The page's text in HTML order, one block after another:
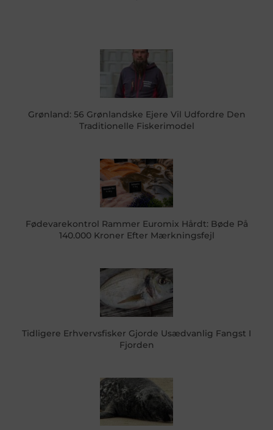
Grønland: 56 Grønlandske Ejere Vil Udfordre Den
Traditionelle Fiskerimodel
Fødevarekontrol Rammer Euromix Hårdt: Bøde På
140.000 Kroner Efter Mærkningsfejl
Tidligere Erhvervsfisker Gjorde Usædvanlig Fangst I
Fjorden